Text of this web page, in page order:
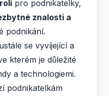
pro podnikatelky,
znalosti a
podnikání.
se vyvíjející a
kterém je důležité
a technologiemi.
podnikatelkám